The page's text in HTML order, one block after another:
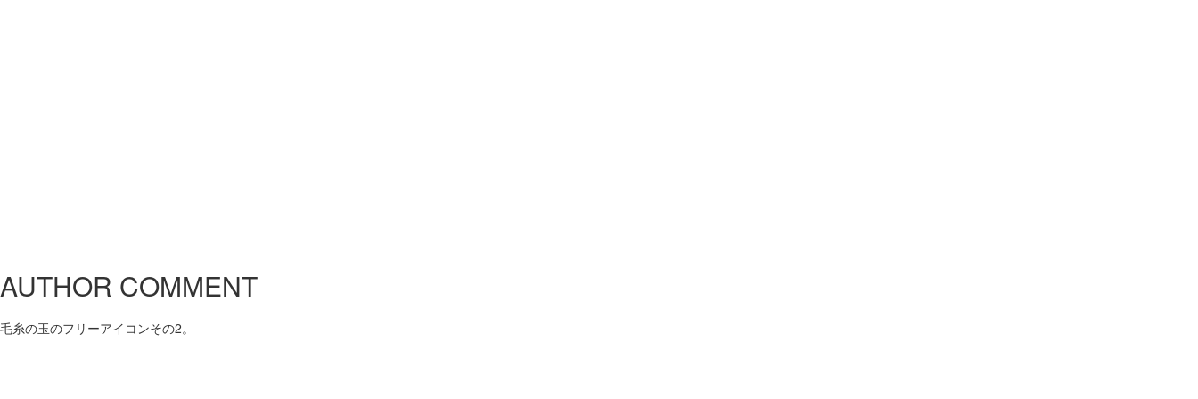
AUTHOR COMMENT
毛糸の玉のフリーアイコンその2。